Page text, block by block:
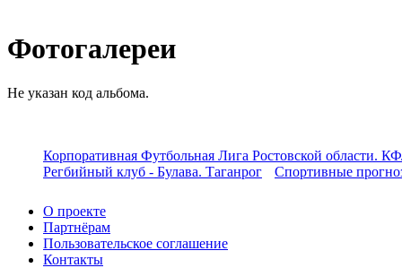
Фотогалереи
Не указан код альбома.
Корпоративная Футбольная Лига Ростовской области.
Регбийный клуб - Булава. Таганрог
Спортивные
О проекте
Партнёрам
Пользовательское соглашение
Контакты